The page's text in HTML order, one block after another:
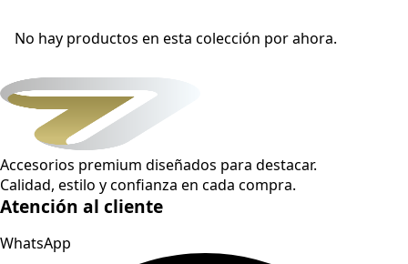
No hay productos en esta colección por ahora.
Accesorios premium diseñados para destacar.
Calidad, estilo y confianza en cada compra.
Atención al cliente
WhatsApp